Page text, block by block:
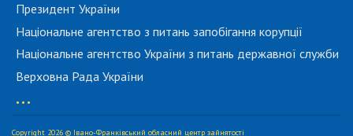
Президент України
Національне агентство з питань запобігання корупції
Національне агентство України з питань державної служби
Верховна Рада України
...
Copyright 2026 © Івано-Франківський обласний центр зайнятості